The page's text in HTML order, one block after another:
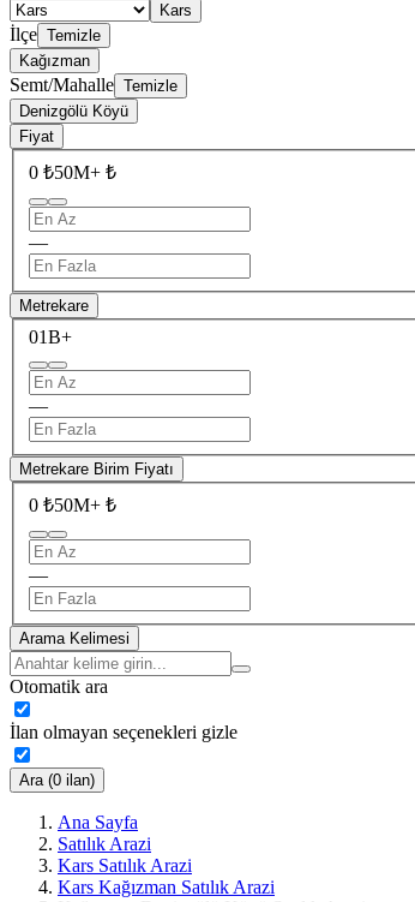
Kars
İlçe Temizle
Kağızman
Semt/Mahalle Temizle
Denizgölü Köyü
Fiyat
0 ₺50M+ ₺
—
Metrekare
01B+
—
Metrekare Birim Fiyatı
0 ₺50M+ ₺
—
Arama Kelimesi
Otomatik ara
İlan olmayan seçenekleri gizle
Ara (0 ilan)
Ana Sayfa
Satılık Arazi
Kars Satılık Arazi
Kars Kağızman Satılık Arazi